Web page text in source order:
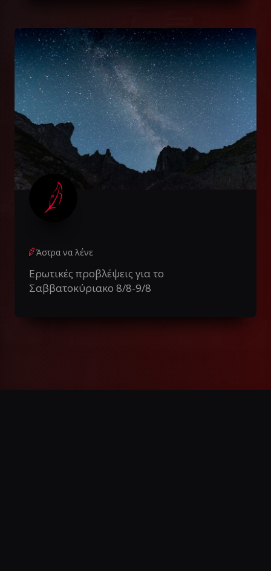
Άστρα να λένε
Ερωτικές προβλέψεις για το
Σαββατοκύριακο 8/8-9/8